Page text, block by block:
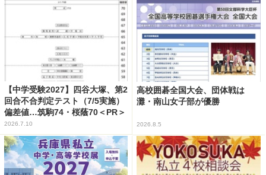
【中学受験2027】四谷大塚、第2
回合不合判定テスト（7/5実施）
偏差値…筑駒74・桜蔭70＜PR＞
2026.7.10
高校囲碁全国大会、団体戦は
灘・南山女子部が優勝
2026.8.5